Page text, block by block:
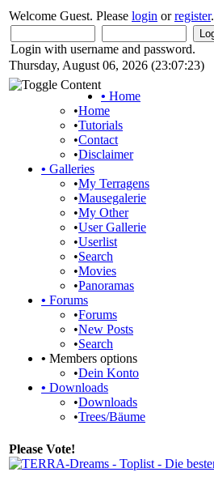
Welcome Guest. Please login orregister.
Login with username and password.
Thursday, August 06, 2026 (23:07:23)
• Home
•Home
•Tutorials
•Contact
•Disclaimer
• Galleries
•My Terragens
•Mausegalerie
•My Other
•User Gallerie
•Userlist
•Search
•Movies
•Panoramas
• Forums
•Forums
•New Posts
•Search
• Members options
•Dein Konto
• Downloads
•Downloads
•Trees/Bäume
Please Vote!